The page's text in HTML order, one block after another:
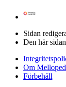
Sidan
Den här
Om
Förbehåll